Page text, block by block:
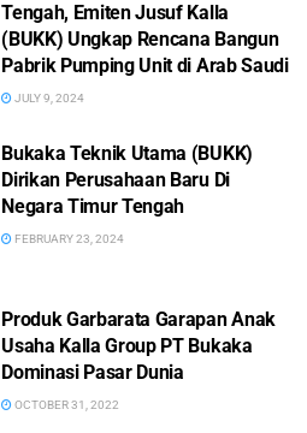
Tengah, Emiten Jusuf Kalla
(BUKK) Ungkap Rencana Bangun
Pabrik Pumping Unit di Arab Saudi
JULY 9, 2024
Bukaka Teknik Utama (BUKK)
Dirikan Perusahaan Baru Di
Negara Timur Tengah
FEBRUARY 23, 2024
Produk Garbarata Garapan Anak
Usaha Kalla Group PT Bukaka
Dominasi Pasar Dunia
OCTOBER 31, 2022